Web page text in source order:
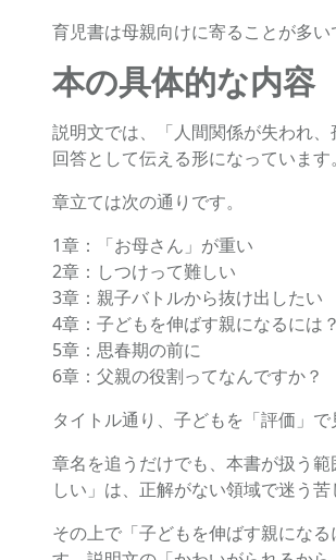
育児書は母親向けに寄ることが多
本の具体的な内容
説明文では、「人間関係が失われ
回答として伝える形になっています。
章立ては次の通りです。
1章：「お母さん」が重い
2章：しつけって難しい
3章：親子バトルから抜け出したい
4章：子どもを伸ばす親になるには？
5章：思春期の前に
6章：父親の役割ってなんですか？
タイトル通り、子どもを「評価」
章名を追うだけでも、本書が扱う
しい」は、正解がない領域で迷う
その上で「子どもを伸ばす親にな